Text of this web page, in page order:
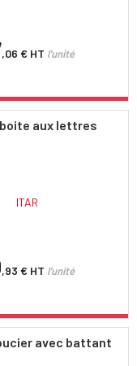
,06 € HT l'unité
aux lettres
ITAR
,93 € HT l'unité
avec battant